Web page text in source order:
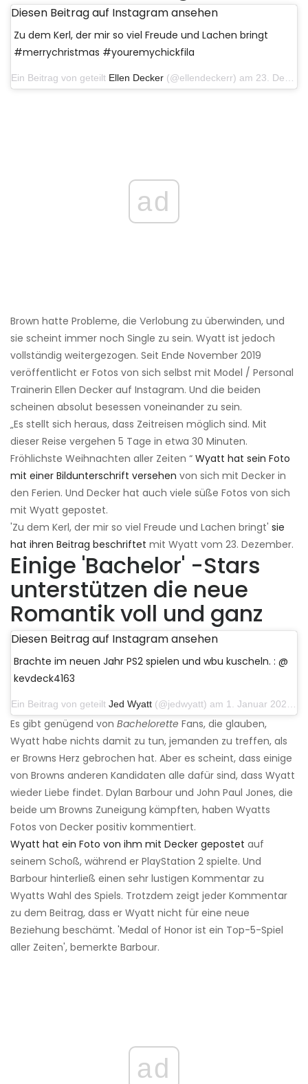
Diesen Beitrag auf Instagram ansehen
Zu dem Kerl, der mir so viel Freude und Lachen bringt
#merrychristmas #youremychickfila
Ein Beitrag von geteilt Ellen Decker (@ellendeckerr) am 23. Dezember 2019 um 16:44 Uhr PST
ad
Brown hatte Probleme, die Verlobung zu überwinden, und
sie scheint immer noch Single zu sein. Wyatt ist jedoch
vollständig weitergezogen. Seit Ende November 2019
veröffentlicht er Fotos von sich selbst mit Model / Personal
Trainerin Ellen Decker auf Instagram. Und die beiden
scheinen absolut besessen voneinander zu sein.
„Es stellt sich heraus, dass Zeitreisen möglich sind. Mit
dieser Reise vergehen 5 Tage in etwa 30 Minuten.
Fröhlichste Weihnachten aller Zeiten “ Wyatt hat sein Foto
mit einer Bildunterschrift versehen von sich mit Decker in
den Ferien. Und Decker hat auch viele süße Fotos von sich
mit Wyatt gepostet.
'Zu dem Kerl, der mir so viel Freude und Lachen bringt' sie
hat ihren Beitrag beschriftet mit Wyatt vom 23. Dezember.
Einige 'Bachelor' -Stars
unterstützen die neue
Romantik voll und ganz
Diesen Beitrag auf Instagram ansehen
Brachte im neuen Jahr PS2 spielen und wbu kuscheln. : @
kevdeck4163
Ein Beitrag von geteilt Jed Wyatt (@jedwyatt) am 1. Januar 2020 um 10:20 Uhr PST
Es gibt genügend von Bachelorette Fans, die glauben,
Wyatt habe nichts damit zu tun, jemanden zu treffen, als
er Browns Herz gebrochen hat. Aber es scheint, dass einige
von Browns anderen Kandidaten alle dafür sind, dass Wyatt
wieder Liebe findet. Dylan Barbour und John Paul Jones, die
beide um Browns Zuneigung kämpften, haben Wyatts
Fotos von Decker positiv kommentiert.
Wyatt hat ein Foto von ihm mit Decker gepostet auf
seinem Schoß, während er PlayStation 2 spielte. Und
Barbour hinterließ einen sehr lustigen Kommentar zu
Wyatts Wahl des Spiels. Trotzdem zeigt jeder Kommentar
zu dem Beitrag, dass er Wyatt nicht für eine neue
Beziehung beschämt. 'Medal of Honor ist ein Top-5-Spiel
aller Zeiten', bemerkte Barbour.
ad